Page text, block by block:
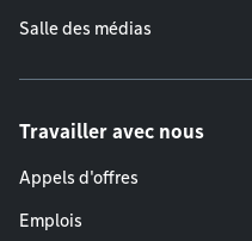
Salle des médias
Travailler avec nous
Appels d'offres
Emplois